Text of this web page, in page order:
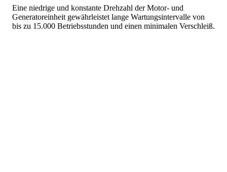
Eine niedrige und konstante Drehzahl der Motor- und
Generatoreinheit gewährleistet lange Wartungsintervalle von
bis zu 15.000 Betriebsstunden und einen minimalen Verschleiß.